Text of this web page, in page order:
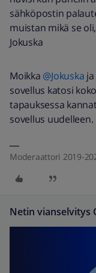
sähköpostin
muistan mikä se
Jokuska
Moikka @Jokuska
sovellus katosi
tapauksessa
sovellus
Moderaattori 2019-
Netin vianselvitys